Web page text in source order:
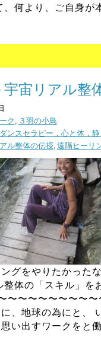
何より、ご自身が
宇宙リアル整
ク, ３羽の小鳥
ンスセラピー，心と体，
ル整体の伝授,遠隔ヒーリ
グをやりたかった
整体の「スキル」を
〜〜〜〜〜〜〜〜
、地球の為にと、
い出すワークをと